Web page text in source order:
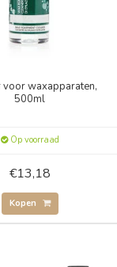
voor waxapparaten,
500ml
Op voorraad
€13,18
Kopen